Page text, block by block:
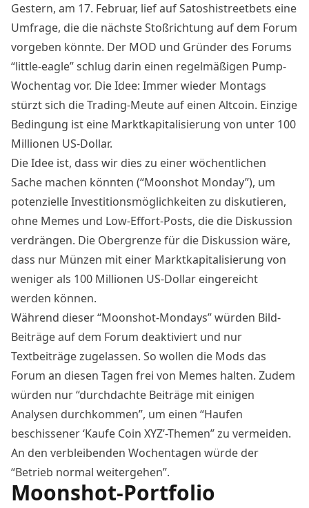
Gestern, am 17. Februar, lief auf Satoshistreetbets eine
Umfrage, die die nächste Stoßrichtung auf dem Forum
vorgeben könnte. Der MOD und Gründer des Forums
“little-eagle” schlug darin einen regelmäßigen Pump-
Wochentag vor. Die Idee: Immer wieder Montags
stürzt sich die Trading-Meute auf einen Altcoin. Einzige
Bedingung ist eine Marktkapitalisierung von unter 100
Millionen US-Dollar.
Die Idee ist, dass wir dies zu einer wöchentlichen
Sache machen könnten (“Moonshot Monday”), um
potenzielle Investitionsmöglichkeiten zu diskutieren,
ohne Memes und Low-Effort-Posts, die die Diskussion
verdrängen. Die Obergrenze für die Diskussion wäre,
dass nur Münzen mit einer Marktkapitalisierung von
weniger als 100 Millionen US-Dollar eingereicht
werden können.
Während dieser “Moonshot-Mondays” würden Bild-
Beiträge auf dem Forum deaktiviert und nur
Textbeiträge zugelassen. So wollen die Mods das
Forum an diesen Tagen frei von Memes halten. Zudem
würden nur “durchdachte Beiträge mit einigen
Analysen durchkommen”, um einen “Haufen
beschissener ‘Kaufe Coin XYZ’-Themen” zu vermeiden.
An den verbleibenden Wochentagen würde der
“Betrieb normal weitergehen”.
Moonshot-Portfolio